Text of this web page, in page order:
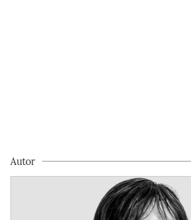
Autor